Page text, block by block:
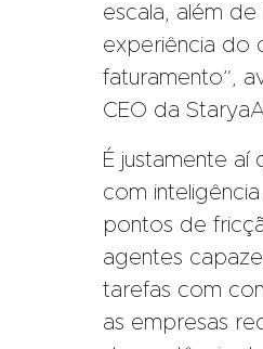
escala, além
experiência do
faturamento”,
CEO da StaryaAI.
É justamente aí
com
pontos de
agentes
tarefas com
as empresas